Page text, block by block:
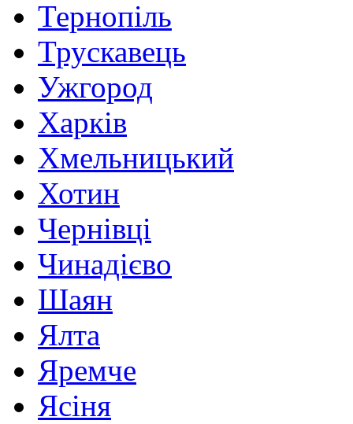
Тернопіль
Трускавець
Ужгород
Харків
Хмельницький
Хотин
Чернівці
Чинадієво
Шаян
Ялта
Яремче
Ясіня